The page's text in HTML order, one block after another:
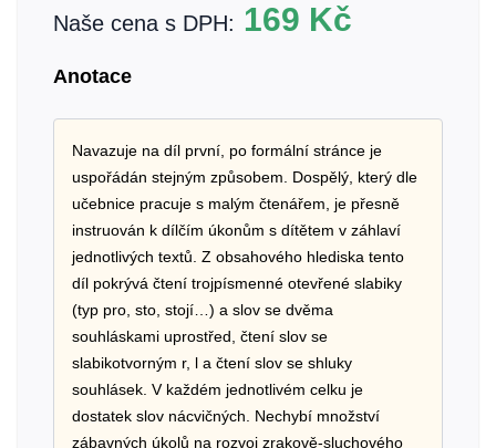
Naše cena s DPH: 169 Kč
Anotace
Navazuje na díl první, po formální stránce je
uspořádán stejným způsobem. Dospělý, který dle
učebnice pracuje s malým čtenářem, je přesně
instruován k dílčím úkonům s dítětem v záhlaví
jednotlivých textů. Z obsahového hlediska tento
díl pokrývá čtení trojpísmenné otevřené slabiky
(typ pro, sto, stojí…) a slov se dvěma
souhláskami uprostřed, čtení slov se
slabikotvorným r, l a čtení slov se shluky
souhlásek. V každém jednotlivém celku je
dostatek slov nácvičných. Nechybí množství
zábavných úkolů na rozvoj zrakově-sluchového